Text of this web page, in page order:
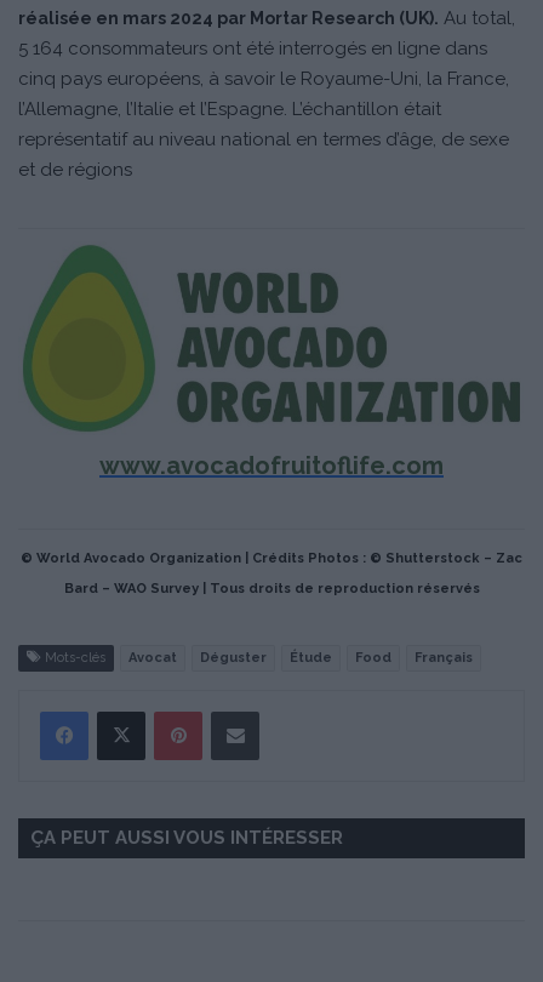
réalisée en mars 2024 par Mortar Research (UK). Au total,
5 164 consommateurs ont été interrogés en ligne dans
cinq pays européens, à savoir le Royaume-Uni, la France,
l’Allemagne, l’Italie et l’Espagne. L’échantillon était
représentatif au niveau national en termes d’âge, de sexe
et de régions
www.avocadofruitoflife.com
© World Avocado Organization | Crédits Photos : © Shutterstock – Zac
Bard – WAO Survey | Tous droits de reproduction réservés
Mots-clés Avocat Déguster Étude Food Français
ÇA PEUT AUSSI VOUS INTÉRESSER